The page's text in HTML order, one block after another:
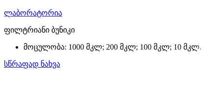
ლაბორატორია
ფილტრიანი ბუნიკი
მოცულობა: 1000 მკლ; 200 მკლ; 100 მკლ; 10 მკლ.
სწრაფად ნახვა